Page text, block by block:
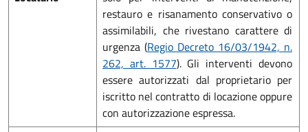
restauro e risanamento conservativo o
assimilabili, che rivestano carattere di
urgenza (Regio Decreto 16/03/1942, n.
262, art. 1577). Gli interventi devono
essere autorizzati dal proprietario per
iscritto nel contratto di locazione oppure
con autorizzazione espressa.